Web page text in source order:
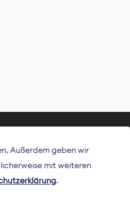
Außerdem geben wir
mit weiteren
.